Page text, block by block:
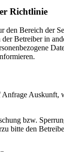
Richtlinie
den Bereich der
Betreiber in
Auskunft,
bzw.
bitte den